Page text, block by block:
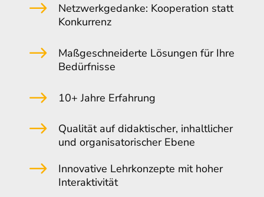
$
Netzwerkgedanke: Kooperation statt
Konkurrenz
$
Maßgeschneiderte Lösungen für Ihre
Bedürfnisse
$ 10+ Jahre Erfahrung
$
Qualität auf didaktischer, inhaltlicher
und organisatorischer Ebene
$
Innovative Lehrkonzepte mit hoher
Interaktivität